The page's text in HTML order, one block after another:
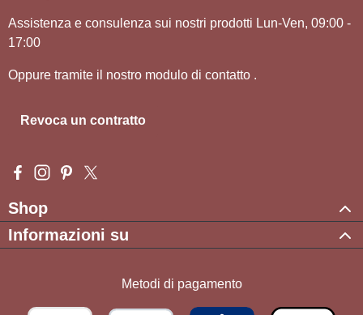
Assistenza e consulenza sui nostri prodotti Lun-Ven, 09:00 -
17:00
Oppure tramite il nostro modulo di contatto .
Revoca un contratto
Visit us on Facebook – opens in a new browser tab (external
Check us out on Instagram – opens in a new browser tab
Get inspired on Pinterest – opens in a new browser
Follow us on X – opens in a new browser tab
Shop
Informazioni su
Metodi di pagamento